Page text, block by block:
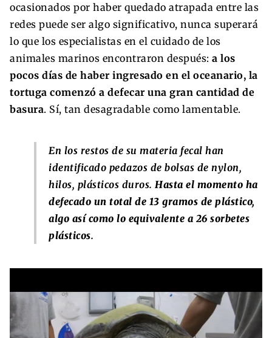
ocasionados por haber quedado atrapada entre las
redes puede ser algo significativo, nunca superará
lo que los especialistas en el cuidado de los
animales marinos encontraron después: a los
pocos días de haber ingresado en el oceanario, la
tortuga comenzó a defecar una gran cantidad de
basura. Sí, tan desagradable como lamentable.
En los restos de su materia fecal han
identificado pedazos de bolsas de nylon,
hilos, plásticos duros. Hasta el momento ha
defecado un total de 13 gramos de plástico,
algo así como lo equivalente a 26 sorbetes
plásticos.